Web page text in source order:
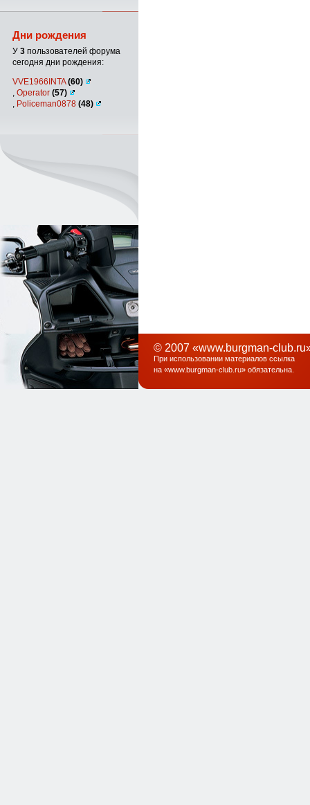
Дни рождения
У 3 пользователей форума
сегодня дни рождения:
VVE1966INTA(60)
Operator (57)
Policeman0878 (48)
© 2007 «www.burgman-
При использовании материалов ссылка
на «www.burgman-club.ru» обязательна